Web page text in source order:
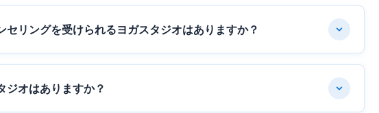
リングを受けられるヨガスタジオはありますか？
ジオはありますか？